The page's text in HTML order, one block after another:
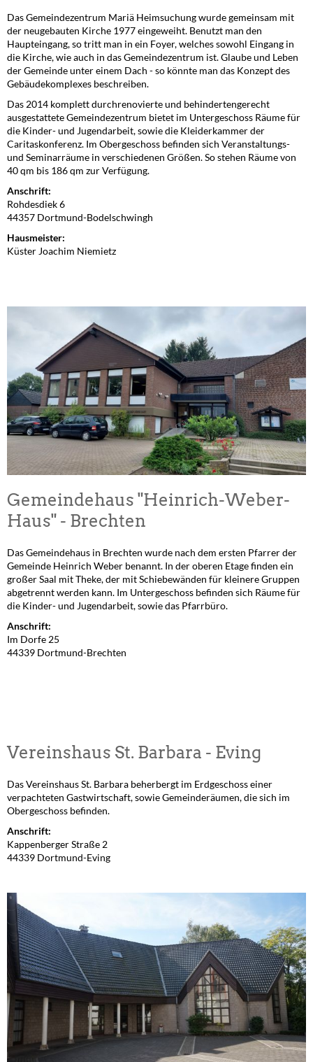
Das Gemeindezentrum Mariä Heimsuchung wurde gemeinsam mit
der neugebauten Kirche 1977 eingeweiht. Benutzt man den
Haupteingang, so tritt man in ein Foyer, welches sowohl Eingang in
die Kirche, wie auch in das Gemeindezentrum ist. Glaube und Leben
der Gemeinde unter einem Dach - so könnte man das Konzept des
Gebäudekomplexes beschreiben.
Das 2014 komplett durchrenovierte und behindertengerecht
ausgestattete Gemeindezentrum bietet im Untergeschoss Räume für
die Kinder- und Jugendarbeit, sowie die Kleiderkammer der
Caritaskonferenz. Im Obergeschoss befinden sich Veranstaltungs-
und Seminarräume in verschiedenen Größen. So stehen Räume von
40 qm bis 186 qm zur Verfügung.
Anschrift:
Rohdesdiek 6
44357 Dortmund-Bodelschwingh
Hausmeister:
Küster Joachim Niemietz
Gemeindehaus "Heinrich-Weber-
Haus" - Brechten
Das Gemeindehaus in Brechten wurde nach dem ersten Pfarrer der
Gemeinde Heinrich Weber benannt. In der oberen Etage finden ein
großer Saal mit Theke, der mit Schiebewänden für kleinere Gruppen
abgetrennt werden kann. Im Untergeschoss befinden sich Räume für
die Kinder- und Jugendarbeit, sowie das Pfarrbüro.
Anschrift:
Im Dorfe 25
44339 Dortmund-Brechten
Vereinshaus St. Barbara - Eving
Das Vereinshaus St. Barbara beherbergt im Erdgeschoss einer
verpachteten Gastwirtschaft, sowie Gemeinderäumen, die sich im
Obergeschoss befinden.
Anschrift:
Kappenberger Straße 2
44339 Dortmund-Eving